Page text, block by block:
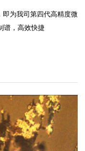
为我司第四代高精度微
谱，高效快捷